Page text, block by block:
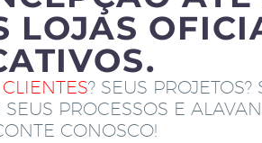
LOJAS
CLIENTES? SEUS PROJETOS?
PROCESSOS E
CONOSCO!